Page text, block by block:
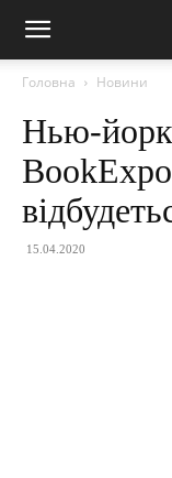
Головна Новини
Нью-
15.04.2020